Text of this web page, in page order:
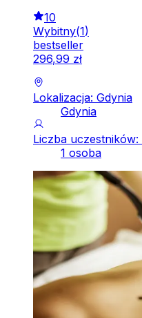
10
Wybitny(1)
bestseller
296,99 zł
Lokalizacja: Gdynia
Gdynia
Liczba uczestników:
1 osoba